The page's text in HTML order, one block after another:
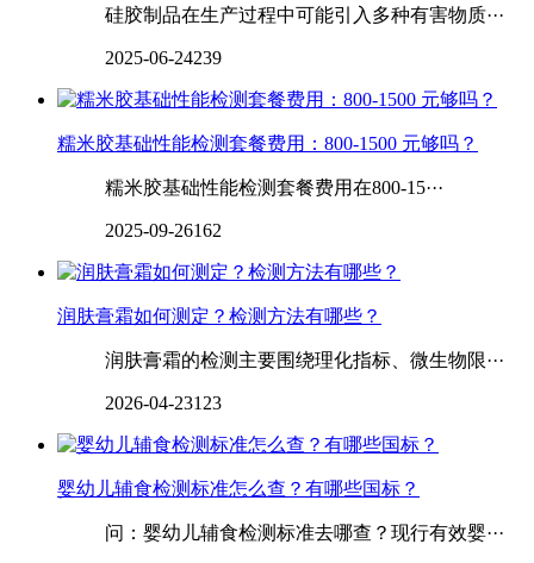
硅胶制品在生产过程中可能引入多种有害物质···
2025-06-24239
糯米胶基础性能检测套餐费用：800-1500 元够吗？
糯米胶基础性能检测套餐费用在800-15···
2025-09-26162
润肤膏霜如何测定？检测方法有哪些？
润肤膏霜的检测主要围绕理化指标、微生物限···
2026-04-23123
婴幼儿辅食检测标准怎么查？有哪些国标？
问：婴幼儿辅食检测标准去哪查？现行有效婴···